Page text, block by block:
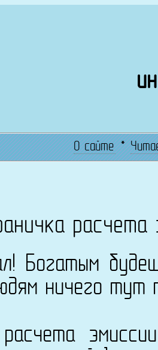
О сайте*
Богатым
ничего тут
расчета